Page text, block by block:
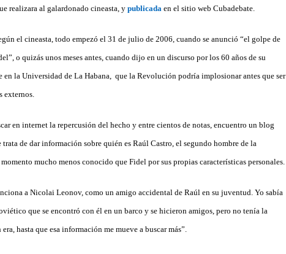
realizara al galardonado cineasta, y publicada en el sitio web Cubadebate.
el cineasta, todo empezó el 31 de julio de 2006, cuando se anunció “el golpe de
o quizás unos meses antes, cuando dijo en un discurso por los 60 años de su
la Universidad de La Habana, que la Revolución podría implosionar antes que ser
externos.
en internet la repercusión del hecho y entre cientos de notas, encuentro un blog
de dar información sobre quién es Raúl Castro, el segundo hombre de la
mucho menos conocido que Fidel por sus propias características personales.
a Nicolai Leonov, como un amigo accidental de Raúl en su juventud. Yo sabía
que se encontró con él en un barco y se hicieron amigos, pero no tenía la
hasta que esa información me mueve a buscar más”.